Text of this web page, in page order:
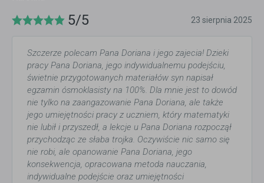
5/5 23 sierpnia 2025
Szczerze polecam Pana Doriana i jego zajecia! Dzieki
pracy Pana Doriana, jego indywidualnemu podejściu,
świetnie przygotowanych materiałów syn napisał
egzamin ósmoklasisty na 100%. Dla mnie jest to dowód
nie tylko na zaangazowanie Pana Doriana, ale także
jego umiejętności pracy z uczniem, który matematyki
nie lubił i przyszedł, a lekcje u Pana Doriana rozpoczął
przychodząc ze słaba trojka. Oczywiście nic samo się
nie robi, ale opanowanie Pana Doriana, jego
konsekwencja, opracowana metoda nauczania,
indywidualne podejście oraz umiejętności